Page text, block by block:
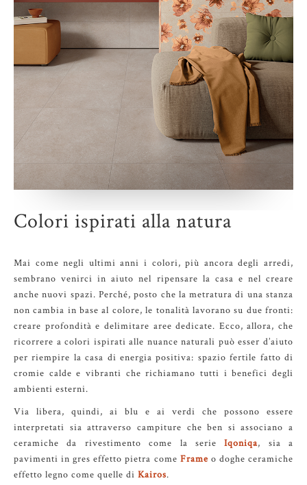
Colori ispirati alla natura
Mai come negli ultimi anni i colori, più ancora degli arredi,
sembrano venirci in aiuto nel ripensare la casa e nel creare
anche nuovi spazi. Perché, posto che la metratura di una stanza
non cambia in base al colore, le tonalità lavorano su due fronti:
creare profondità e delimitare aree dedicate. Ecco, allora, che
ricorrere a colori ispirati alle nuance naturali può esser d’aiuto
per riempire la casa di energia positiva: spazio fertile fatto di
cromie calde e vibranti che richiamano tutti i benefici degli
ambienti esterni.
Via libera, quindi, ai blu e ai verdi che possono essere
interpretati sia attraverso campiture che ben si associano a
ceramiche da rivestimento come la serieIqoniqa, sia a
pavimenti in gres effetto pietra come Frame o doghe ceramiche
effetto legno come quelle di Kairos.